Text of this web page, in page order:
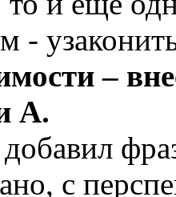
-
–
А.
с